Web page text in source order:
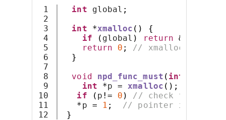
1
2
3
4
5
6
7
8
9
10
11
int global ;
int
*xmalloc ()
{
if
( global ) return &
return
0 ;
// xmalloc() may
}
void
npd_func_must ( int
int
*p = xmalloc ();
if
( p != 0 )
// check for null
*p = 1 ;
// pointer is
}